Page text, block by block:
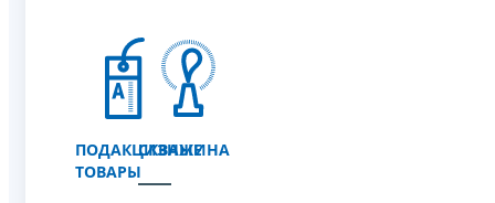
ПОДАКЦИЗНЫЕ
ТОВАРЫ
СКВАЖИНА